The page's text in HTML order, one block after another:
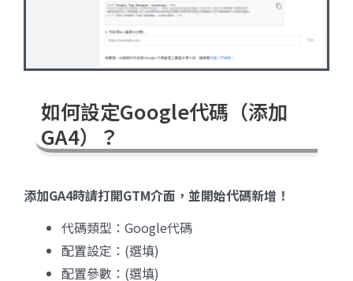
如何設定Google代碼（添加
GA4）？
添加GA4時請打開GTM介面，並開始代碼新增！
代碼類型：Google代碼
配置設定：(選填)
配置參數：(選填)